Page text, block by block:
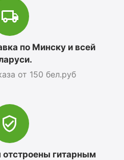
по Минску и всей
от 150 бел.руб
гитарным